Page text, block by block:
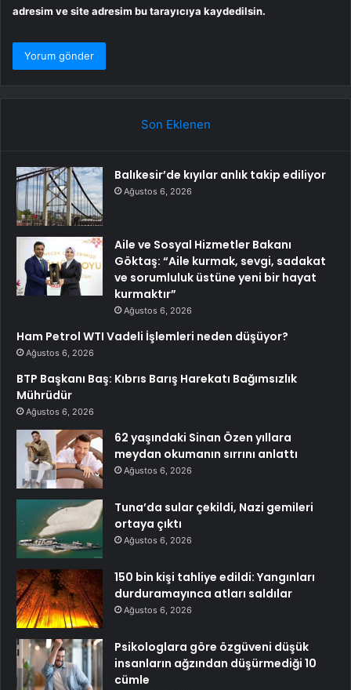
adresim ve site adresim bu tarayıcıya kaydedilsin.
Son Eklenen
Balıkesir’de kıyılar anlık takip ediliyor
Ağustos 6, 2026
Aile ve Sosyal Hizmetler Bakanı
Göktaş: “Aile kurmak, sevgi, sadakat
ve sorumluluk üstüne yeni bir hayat
kurmaktır”
Ağustos 6, 2026
Ham Petrol WTI Vadeli İşlemleri neden düşüyor?
Ağustos 6, 2026
BTP Başkanı Baş: Kıbrıs Barış Harekatı Bağımsızlık
Mührüdür
Ağustos 6, 2026
62 yaşındaki Sinan Özen yıllara
meydan okumanın sırrını anlattı
Ağustos 6, 2026
Tuna’da sular çekildi, Nazi gemileri
ortaya çıktı
Ağustos 6, 2026
150 bin kişi tahliye edildi: Yangınları
durduramayınca atları saldılar
Ağustos 6, 2026
Psikologlara göre özgüveni düşük
insanların ağzından düşürmediği 10
cümle